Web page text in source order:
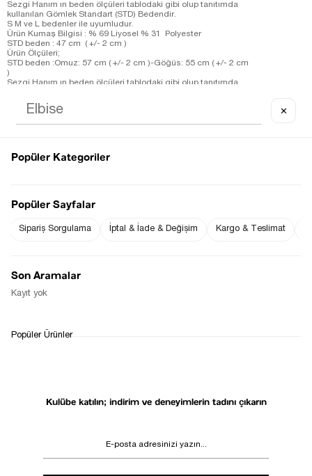
Sezgi Hanım ın beden ölçüleri tablodaki gibi olup tanıtımda
kullanılan Gömlek Standart (STD) Bedendir.
S M ve L bedenler ile uyumludur.
Ürün Kumaş Bilgisi : % 69 Liyosel % 31 Polyester
STD beden : 47 cm ( +/- 2 cm )
Ürün Ölçüleri;
STD beden :Omuz: 57 cm ( +/- 2 cm )-Göğüs: 55 cm ( +/- 2 cm
)
Sezgi Hanım ın beden ölçüleri tablodaki gibi olup tanıtımda
Ürün Boyu ;
S beden : 115 cm ( +/- 2 cm )
Ürün Ölçüleri;
Ölçü Alınan Beden S-36 Bedendir. Bedenler arasında 1-2 cm
farklılık vardır.
İADE&DEĞİŞİM
Kulübe katılın; indirim ve deneyimlerin tadını çıkarın
✕
Popüler Kategoriler
Popüler Sayfalar
Sipariş Sorgulama İptal & İade & Değişim Kargo & Teslimat
Son Aramalar
Kayıt yok
Popüler Ürünler